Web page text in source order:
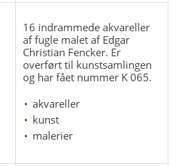
16 indrammede akvareller
af fugle malet af Edgar
Christian Fencker. Er
overført til kunstsamlingen
og har fået nummer K 065.
akvareller
kunst
malerier